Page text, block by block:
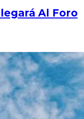
Al Foro